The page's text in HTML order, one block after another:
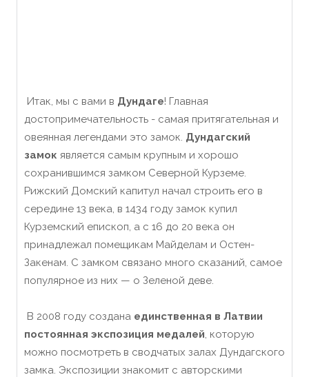
Итак, мы с вами в Дундаге! Главная
достопримечательность - самая притягательная и
овеянная легендами это замок. Дундагский
замок является самым крупным и хорошо
сохранившимся замком Северной Курземе.
Рижский Домский капитул начал строить его в
середине 13 века, в 1434 году замок купил
Курземский епископ, а с 16 до 20 века он
принадлежал помещикам Майделам и Остен-
Закенам. С замком связано много сказаний, самое
популярное из них — о Зеленой деве.
В 2008 году создана единственная в Латвии
постоянная экспозиция медалей, которую
можно посмотреть в сводчатых залах Дундагского
замка. Экспозиции знакомит с авторскими